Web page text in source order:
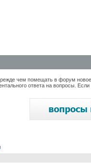
чем помещать в форум
ответа на вопросы.